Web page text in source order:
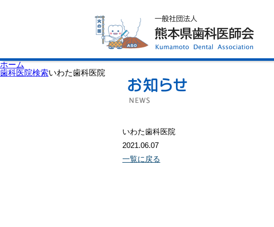
ホーム
歯科医院検索いわた歯科医院
いわた歯科医院
2021.06.07
一覧に戻る
歯科医院検索
休日当番医
イベント案内
歯の豆知識
口腔保健センター
国保組合からのお知らせ
熊本歯科衛生士専門学院
会員専用ページ
プライバシーポリシー
サイトマップ